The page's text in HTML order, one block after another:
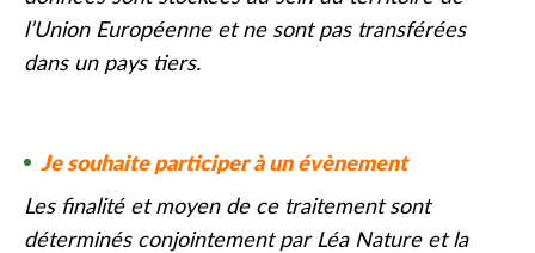
l’Union Européenne et ne sont pas transférées
dans un pays tiers.
Je souhaite participer à un évènement
Les finalité et moyen de ce traitement sont
déterminés conjointement par Léa Nature et la